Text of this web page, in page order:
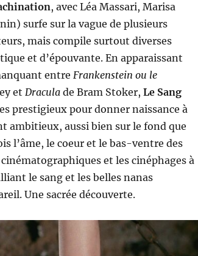
, avec Léa Massari, Marisa
surfe sur la vague de plusieurs
mais compile surtout diverses
et d’épouvante. En apparaissant
entre Frankenstein ou le
et Draculade Bram Stoker, Le Sang
prestigieux pour donner naissance à
aussi bien sur le fond que
l’âme, le coeur et le bas-ventre des
et les cinéphages à
le sang et les belles nanas
Une sacrée découverte.